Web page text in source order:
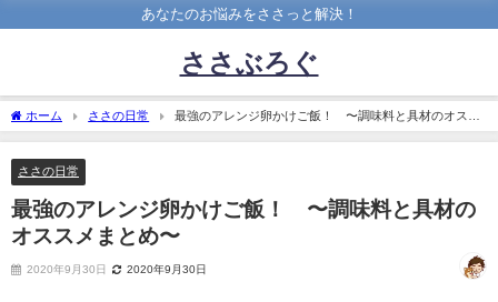
あなたのお悩みをささっと解決！
ささぶろぐ
ホーム ささの日常
最強のアレンジ卵かけご飯！ 〜調味料と具材のオスス
メまとめ〜
ささの日常
最強のアレンジ卵かけご飯！ 〜調味料と具材の
オススメまとめ〜
2020年9月30日 2020年9月30日